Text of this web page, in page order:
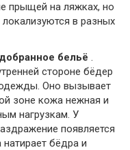
прыщей на ляжках, но
в разных
бельё .
стороне бёдер
Оно вызывает
зоне кожа нежная и
нагрузкам. У
появляется
бёдра и